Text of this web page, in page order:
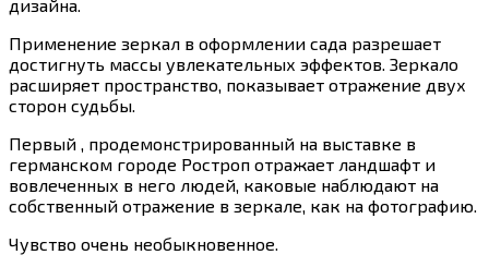
дизайна.
Применение зеркал в оформлении сада разрешает
достигнуть массы увлекательных эффектов. Зеркало
расширяет пространство, показывает отражение двух
сторон судьбы.
Первый , продемонстрированный на выставке в
германском городе Ростроп отражает ландшафт и
вовлеченных в него людей, каковые наблюдают на
собственный отражение в зеркале, как на фотографию.
Чувство очень необыкновенное.